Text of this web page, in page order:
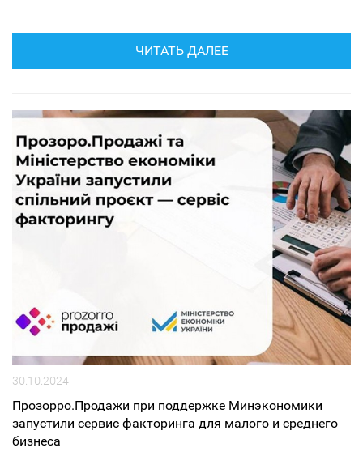
ЧИТАТЬ ДАЛЕЕ
30.10.2024
Прозорро.Продажи при поддержке Минэкономики
запустили сервис факторинга для малого и среднего
бизнеса